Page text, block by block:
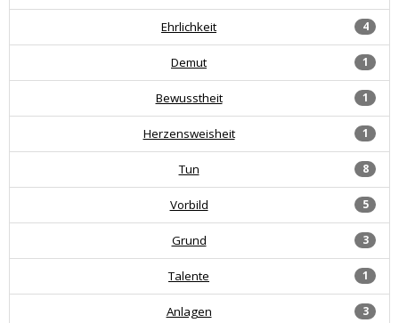
4
Ehrlichkeit
1
Demut
1
Bewusstheit
1
Herzensweisheit
8
Tun
5
Vorbild
3
Grund
1
Talente
3
Anlagen